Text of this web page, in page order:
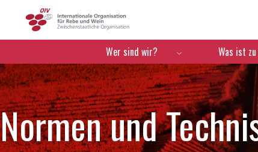
Menú de navegación
Wer sind wir? Was ist
Normen und